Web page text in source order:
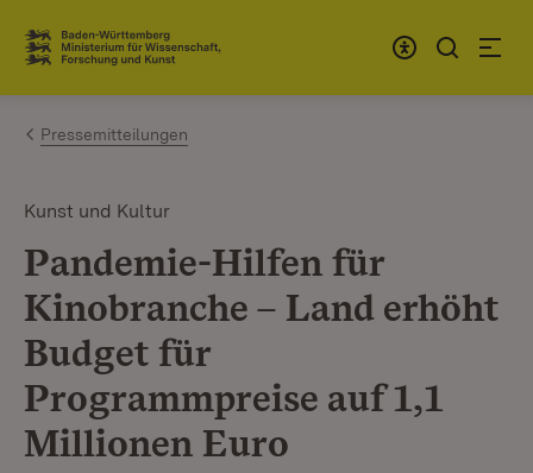
Zum Inhalt springen
Link zur Startseite
Pressemitteilungen
Kunst und Kultur
Pandemie-Hilfen für
Kinobranche – Land erhöht
Budget für
Programmpreise auf 1,1
Millionen Euro